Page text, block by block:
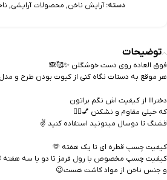
دسته: آرایش ناخن, محصولات آرایشی,
توضیحات
فوق العاده روی دست خوشگلن ✨️🥰🙈
هر موقع به دستات نگاه کنی از کیوت بودن طرح و مدل
دخترااا از کیفیت اش نگم براتون
که خیلی مقاوم و نشکنن 💅❤️‍🔥
قشنگ تا دوسال میتونید استفاده کنید ✌️
کیفیت چسپ قطره ای تا یک هفته 🫶
کیفیت چسپ مخصوص با رول قرمز تا دو یا سه هفته
و جنس ناخن از مواد کاشت هست😉